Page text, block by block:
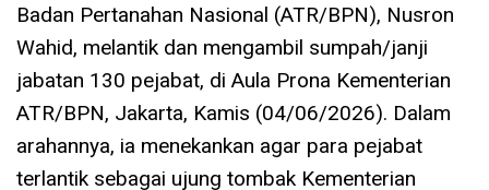
Badan Pertanahan Nasional (ATR/BPN), Nusron
Wahid, melantik dan mengambil sumpah/janji
jabatan 130 pejabat, di Aula Prona Kementerian
ATR/BPN, Jakarta, Kamis (04/06/2026). Dalam
arahannya, ia menekankan agar para pejabat
terlantik sebagai ujung tombak Kementerian